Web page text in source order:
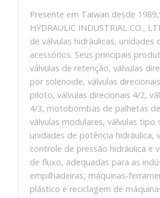
Presente em Taiwan desde
HYDRAULIC INDUSTRIAL CO.,
de válvulas hidráulicas, unidades
acessórios. Seus principais
válvulas de retenção, válvulas
por solenoide, válvulas
piloto, válvulas direcionais 4/2,
4/3, motobombas de palhetas
válvulas modulares, válvulas tipo
unidades de potência hidráulica,
controle de pressão hidráulica e
de fluxo, adequadas para as
empilhadeiras, máquinas-
plástico e reciclagem de